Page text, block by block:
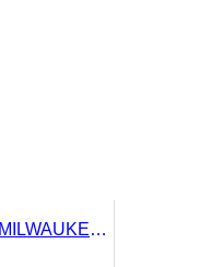
Acumulator MILWAUKEE M12™ 2.0Ah M12 B2